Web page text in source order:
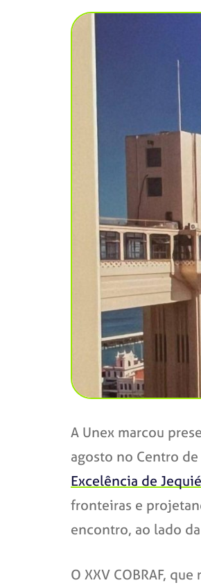
A Unex marcou
agosto no Centro
Excelência de Jequié
fronteiras e
encontro, ao lado
O XXV COBRAF,